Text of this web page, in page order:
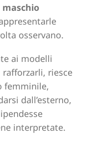
osservano.
ai modelli
riesce
femminile,
dall’esterno,
interpretate.